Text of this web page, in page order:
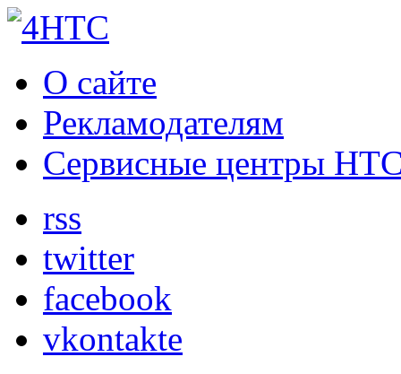
О сайте
Рекламодателям
Сервисные центры
rss
twitter
facebook
vkontakte